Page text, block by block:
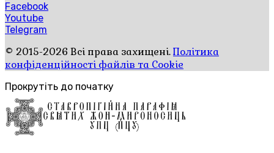
Facebook
Youtube
Telegram
© 2015-2026 Всі права захищені.Політика
конфіденційності файлів та Cookie
Прокрутіть до початку